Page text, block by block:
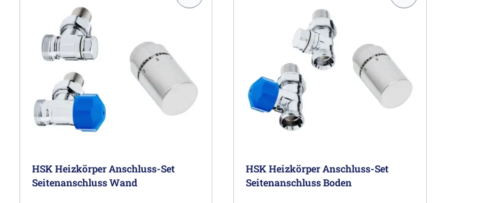
HSK Heizkörper Anschluss-Set
Seitenanschluss Wand
HSK Heizkörper Anschluss-Set
Seitenanschluss Boden